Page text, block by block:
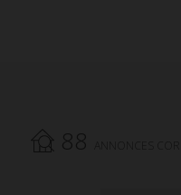
88